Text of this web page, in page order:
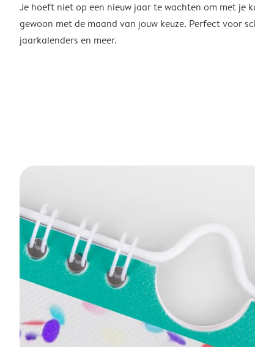
Je hoeft niet op een nieuw jaar te wachten om met je
gewoon met de maand van jouw keuze. Perfect voor
jaarkalenders en meer.